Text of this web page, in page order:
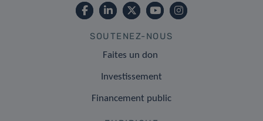
SOUTENEZ-NOUS
Faites un don
Investissement
Financement public